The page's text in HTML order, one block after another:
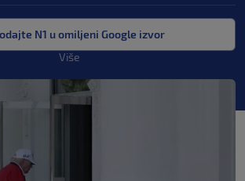
N1 u omiljeni Google izvor
Više